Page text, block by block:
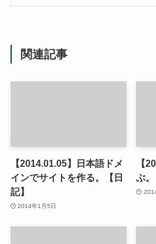
関連記事
【2014.01.05】日本語ドメ
インでサイトを作る。【日
記】
2014年1月5日
【
ぶ。